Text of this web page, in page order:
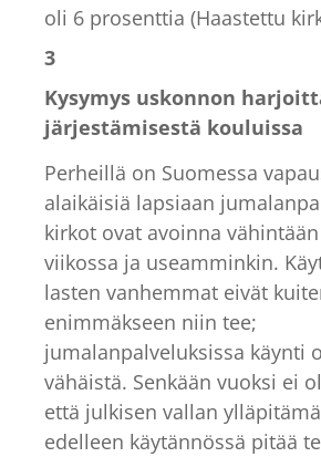
oli 6 prosenttia (Haastettu
3
Kysymys uskonnon
järjestämisestä kouluissa
Perheillä on Suomessa
alaikäisiä lapsiaan
kirkot ovat avoinna
viikossa ja useamminkin.
lasten vanhemmat eivät
enimmäkseen niin tee;
jumalanpalveluksissa käynti
vähäistä. Senkään vuoksi ei
että julkisen vallan
edelleen käytännössä pitää